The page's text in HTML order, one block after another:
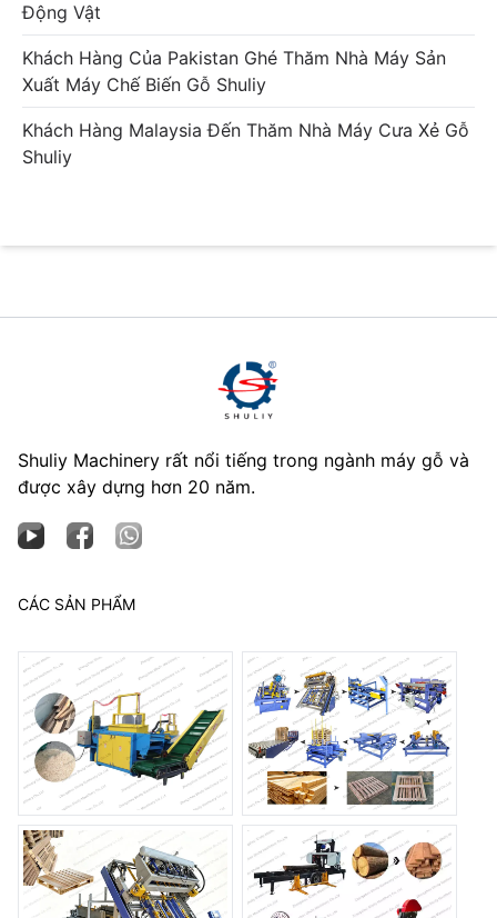
Động Vật
Khách Hàng Của Pakistan Ghé Thăm Nhà Máy Sản
Xuất Máy Chế Biến Gỗ Shuliy
Khách Hàng Malaysia Đến Thăm Nhà Máy Cưa Xẻ Gỗ
Shuliy
Shuliy Machinery rất nổi tiếng trong ngành máy gỗ và
được xây dựng hơn 20 năm.
CÁC SẢN PHẨM